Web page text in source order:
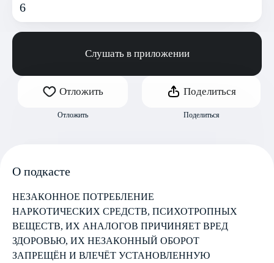
6
Слушать в приложении
Отложить
Отложить
Поделиться
Поделиться
О подкасте
НЕЗАКОННОЕ ПОТРЕБЛЕНИЕ
НАРКОТИЧЕСКИХ СРЕДСТВ, ПСИХОТРОПНЫХ
ВЕЩЕСТВ, ИХ АНАЛОГОВ ПРИЧИНЯЕТ ВРЕД
ЗДОРОВЬЮ, ИХ НЕЗАКОННЫЙ ОБОРОТ
ЗАПРЕЩЁН И ВЛЕЧЁТ УСТАНОВЛЕННУЮ